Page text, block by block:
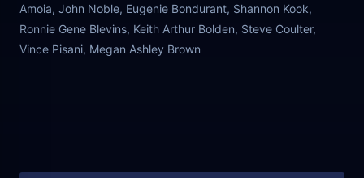
Amoia, John Noble, Eugenie Bondurant, Shannon Kook,
Ronnie Gene Blevins, Keith Arthur Bolden, Steve Coulter,
Vince Pisani, Megan Ashley Brown